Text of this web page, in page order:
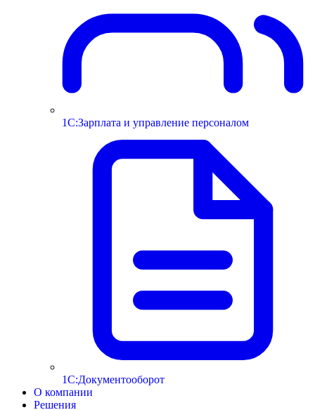
1С:Зарплата и управление персоналом
1С:Документооборот
О компании
Решения